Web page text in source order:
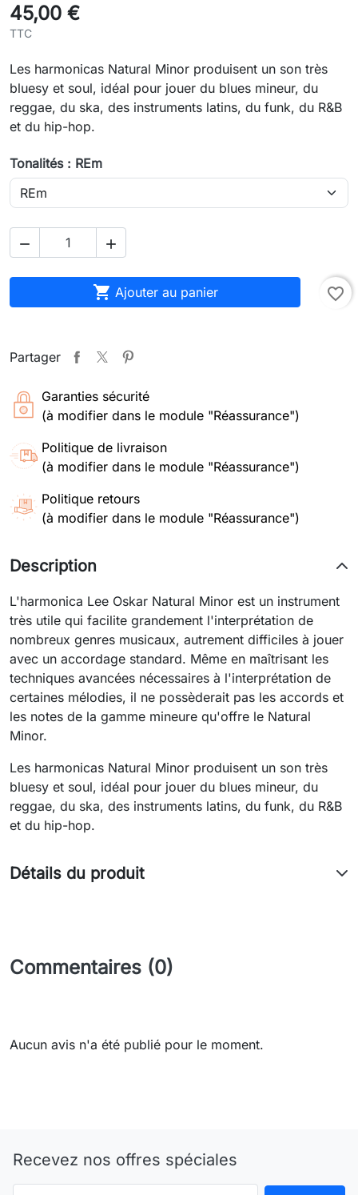
45,00 €
TTC
Les harmonicas Natural Minor produisent un son très
bluesy et soul, idéal pour jouer du blues mineur, du
reggae, du ska, des instruments latins, du funk, du R&B
et du hip-hop.
Tonalités : REm
 
 Ajouter au panier favorite_border
Partager
Garanties sécurité
(à modifier dans le module "Réassurance")
Politique de livraison
(à modifier dans le module "Réassurance")
Politique retours
(à modifier dans le module "Réassurance")
Description
L'harmonica Lee Oskar Natural Minor est un instrument
très utile qui facilite grandement l'interprétation de
nombreux genres musicaux, autrement difficiles à jouer
avec un accordage standard. Même en maîtrisant les
techniques avancées nécessaires à l'interprétation de
certaines mélodies, il ne possèderait pas les accords et
les notes de la gamme mineure qu'offre le Natural
Minor.
Les harmonicas Natural Minor produisent un son très
bluesy et soul, idéal pour jouer du blues mineur, du
reggae, du ska, des instruments latins, du funk, du R&B
et du hip-hop.
Détails du produit
Commentaires (0)
Aucun avis n'a été publié pour le moment.
Recevez nos offres spéciales